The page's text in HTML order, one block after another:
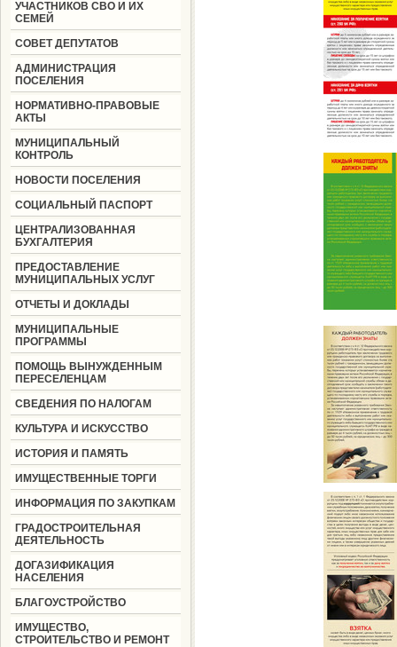
УЧАСТНИКОВ СВО И ИХ
СЕМЕЙ
СОВЕТ ДЕПУТАТОВ
АДМИНИСТРАЦИЯ
ПОСЕЛЕНИЯ
НОРМАТИВНО-ПРАВОВЫЕ
АКТЫ
МУНИЦИПАЛЬНЫЙ
КОНТРОЛЬ
НОВОСТИ ПОСЕЛЕНИЯ
СОЦИАЛЬНЫЙ ПАСПОРТ
ЦЕНТРАЛИЗОВАННАЯ
БУХГАЛТЕРИЯ
ПРЕДОСТАВЛЕНИЕ
МУНИЦИПАЛЬНЫХ УСЛУГ
ОТЧЕТЫ И ДОКЛАДЫ
МУНИЦИПАЛЬНЫЕ
ПРОГРАММЫ
ПОМОЩЬ ВЫНУЖДЕННЫМ
ПЕРЕСЕЛЕНЦАМ
СВЕДЕНИЯ ПО НАЛОГАМ
КУЛЬТУРА И ИСКУССТВО
ИСТОРИЯ И ПАМЯТЬ
ИМУЩЕСТВЕННЫЕ ТОРГИ
ИНФОРМАЦИЯ ПО ЗАКУПКАМ
ГРАДОСТРОИТЕЛЬНАЯ
ДЕЯТЕЛЬНОСТЬ
ДОГАЗИФИКАЦИЯ
НАСЕЛЕНИЯ
БЛАГОУСТРОЙСТВО
ИМУЩЕСТВО,
СТРОИТЕЛЬСТВО И РЕМОНТ